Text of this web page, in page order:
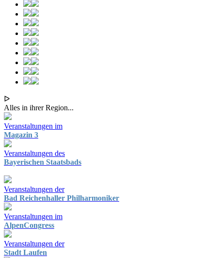
ᐅ
Alles in ihrer Region...
Veranstaltungen im
Magazin 3
Veranstaltungen des
Bayerischen Staatsbads
Veranstaltungen der
Bad Reichenhaller Philharmoniker
Veranstaltungen im
AlpenCongress
Veranstaltungen der
Stadt Laufen